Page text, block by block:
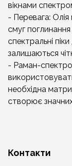
вікнами
- Перевага:
смуг поглинання
спектральні
залишаються
- Раман-
необхідна
створює
Контакти